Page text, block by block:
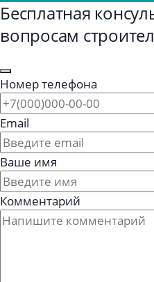
Бесплатная
вопросам
Номер телефона
Email
Ваше имя
Комментарий